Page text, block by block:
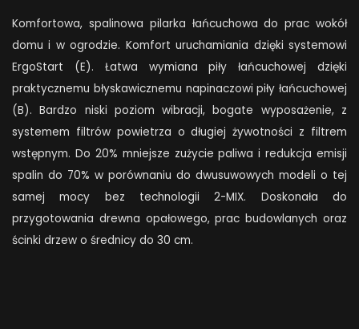
Komfortowa, spalinowa pilarka łańcuchowa do prac wokół
domu i w ogrodzie. Komfort uruchamiania dzięki systemowi
ErgoStart (E). Łatwa wymiana piły łańcuchowej dzięki
praktycznemu błyskawicznemu napinaczowi piły łańcuchowej
(B). Bardzo niski poziom wibracji, bogate wyposażenie, z
systemem filtrów powietrza o długiej żywotności z filtrem
wstępnym. Do 20% mniejsze zużycie paliwa i redukcja emisji
spalin do 70% w porównaniu do dwusuwowych modeli o tej
samej mocy bez technologii 2-MIX. Doskonała do
przygotowania drewna opałowego, prac budowlanych oraz
ścinki drzew o średnicy do 30 cm.